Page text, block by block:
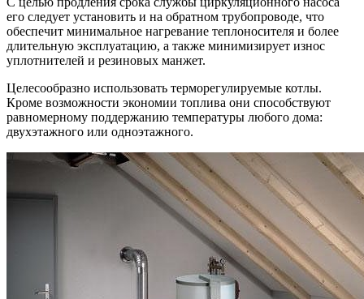
его следует установить и на обратном трубопроводе, что
обеспечит минимальное нагревание теплоносителя и более
длительную эксплуатацию, а также минимизирует износ
уплотнителей и резиновых манжет.
Целесообразно использовать терморегулируемые котлы.
Кроме возможности экономии топлива они способствуют
равномерному поддержанию температуры любого дома:
двухэтажного или одноэтажного.